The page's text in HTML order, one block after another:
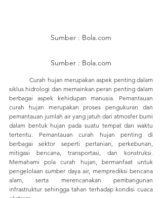
Sumber : Bola.com
Sumber : Bola.com
	Curah hujan merupakan aspek penting dalam
siklus hidrologi dan memainkan peran penting dalam
berbagai aspek kehidupan manusia. Pemantauan
curah hujan merupakan proses pengukuran dan
pemantauan jumlah air yang jatuh dari atmosfer bumi
dalam bentuk hujan pada suatu tempat dan waktu
tertentu. Pemantauan curah hujan penting di
berbagai sektor seperti pertanian, perkebunan,
mitigasi bencana, transportasi, dan konstruksi.
Memahami pola curah hujan, bermanfaat untuk
pengelolaan sumber daya air, memprediksi bencana
alam, serta merencanakan pembangunan
infrastruktur sehingga tahan terhadap kondisi cuaca